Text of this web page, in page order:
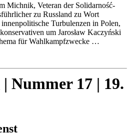
Michnik, Veteran der Solidarność-
zu Russland zu Wort
Turbulenzen in Polen,
um Jarosław Kaczyński
für Wahlkampfzwecke …
Nummer 17 | 19.